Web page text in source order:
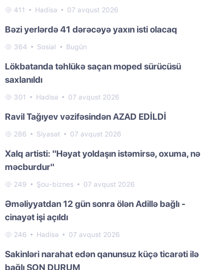
411 Hadisə 07 avqust 2026
Bəzi yerlərdə 41 dərəcəyə yaxın isti olacaq
364 Sosial Bugün
Lökbatanda təhlükə saçan moped sürücüsü
saxlanıldı
301 Hadisə 07 avqust 2026
Ravil Tağıyev vəzifəsindən AZAD EDİLDİ
286 Siyasət 07 avqust 2026
Xalq artisti: "Həyat yoldaşın istəmirsə, oxuma, nə
məcburdur"
249 Şou-biznes 07 avqust 2026
Əməliyyatdan 12 gün sonra ölən Adillə bağlı -
cinayət işi açıldı
246 Hadisə 07 avqust 2026
Sakinləri narahat edən qanunsuz küçə ticarəti ilə
bağlı SON DURUM